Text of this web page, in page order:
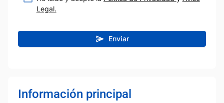
Legal.
Enviar
Información principal